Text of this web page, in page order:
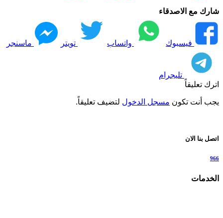
شارك مع الاصدقاء
فيسبوك واتساب تويتر ماسنجر
تليجرام
اترك تعليقاً
يجب أنت تكون مسجل الدخول لتضيف تعليقاً.
اتصل بنا الان
966
الخدمات